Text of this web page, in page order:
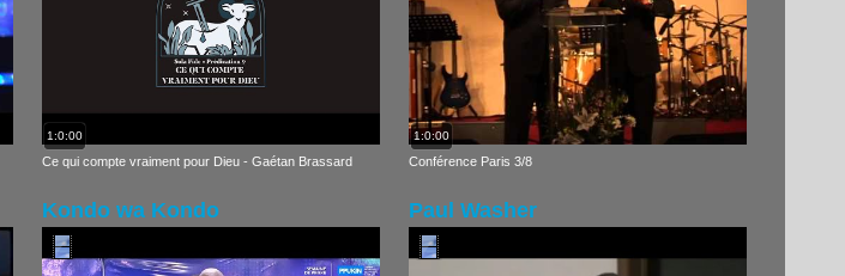
1:0:00
Ce qui compte vraiment pour Dieu - Gaétan Brassard
1:0:00
Conférence Paris 3/8
Kondo wa Kondo Paul Washer